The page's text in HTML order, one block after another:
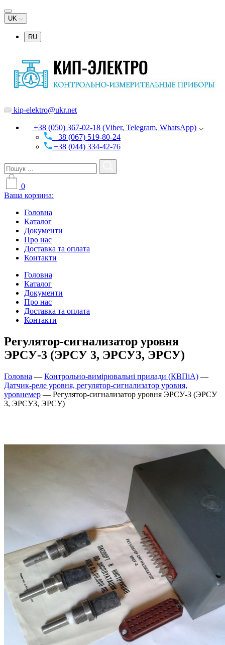
UK
RU
kip-elektro@ukr.net
+38 (050) 367-02-18 (Viber, Telegram, WhatsApp)
+38 (067) 519-80-24
+38 (044) 334-42-76
0
Ваша корзина:
Головна
Каталог
Документи
Про нас
Доставка та оплата
Контакти
Головна
Каталог
Документи
Про нас
Доставка та оплата
Контакти
Регулятор-сигнализатор уровня
ЭРСУ-3 (ЭРСУ 3, ЭРСУ3, ЭРСУ)
Головна — Контрольно-вимірювальні прилади (КВПіА) —
Датчик-реле уровня, регулятор-сигнализатор уровня,
уровнемер — Регулятор-сигнализатор уровня ЭРСУ-3 (ЭРСУ
3, ЭРСУ3, ЭРСУ)